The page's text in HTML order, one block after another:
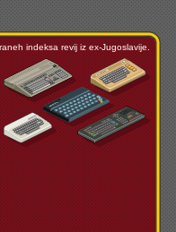
indeksa revij iz ex-Jugoslavije.